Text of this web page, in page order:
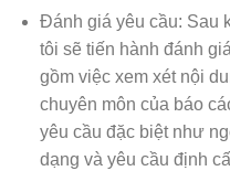
Đánh giá yêu cầu: Sau
tôi sẽ tiến hành đánh
gồm việc xem xét nội
chuyên môn của báo
yêu cầu đặc biệt như
dạng và yêu cầu định